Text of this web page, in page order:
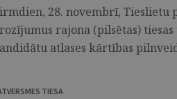
28. novembrī, Tieslietu
rajona (pilsētas)
atlases kārtības
TIESA